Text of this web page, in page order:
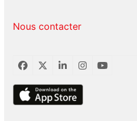
Nous contacter
Facebook
TwitterLinkedInInstagram
YouTube